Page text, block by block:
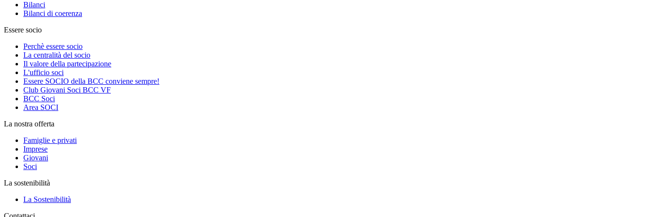
Bilanci
Bilanci di coerenza
Essere socio
Perchè essere socio
La centralità del socio
Il valore della partecipazione
L'ufficio soci
Essere SOCIO della BCC conviene sempre!
Club Giovani Soci BCC VF
BCC Soci
Area SOCI
La nostra offerta
Famiglie e privati
Imprese
Giovani
Soci
La sostenibilità
La Sostenibilità